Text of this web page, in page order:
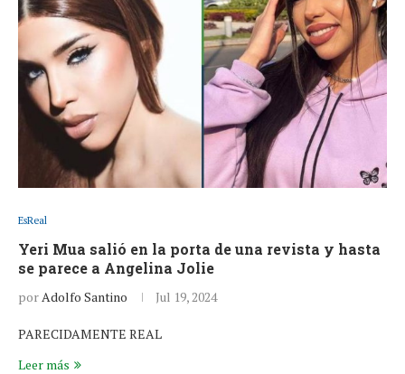
EsReal
Yeri Mua salió en la porta de una revista y hasta
se parece a Angelina Jolie
porAdolfo Santino Jul 19, 2024
PARECIDAMENTE REAL
Leer más